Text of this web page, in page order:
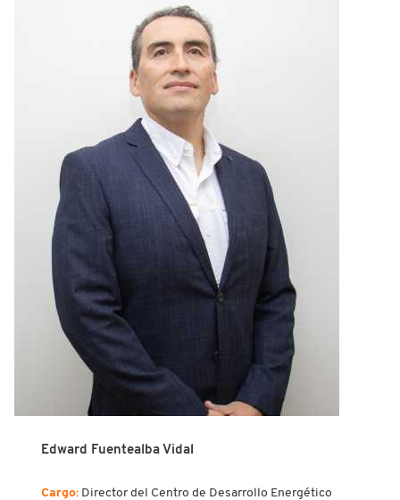
Edward Fuentealba Vidal
Cargo: Director del Centro de Desarrollo Energético